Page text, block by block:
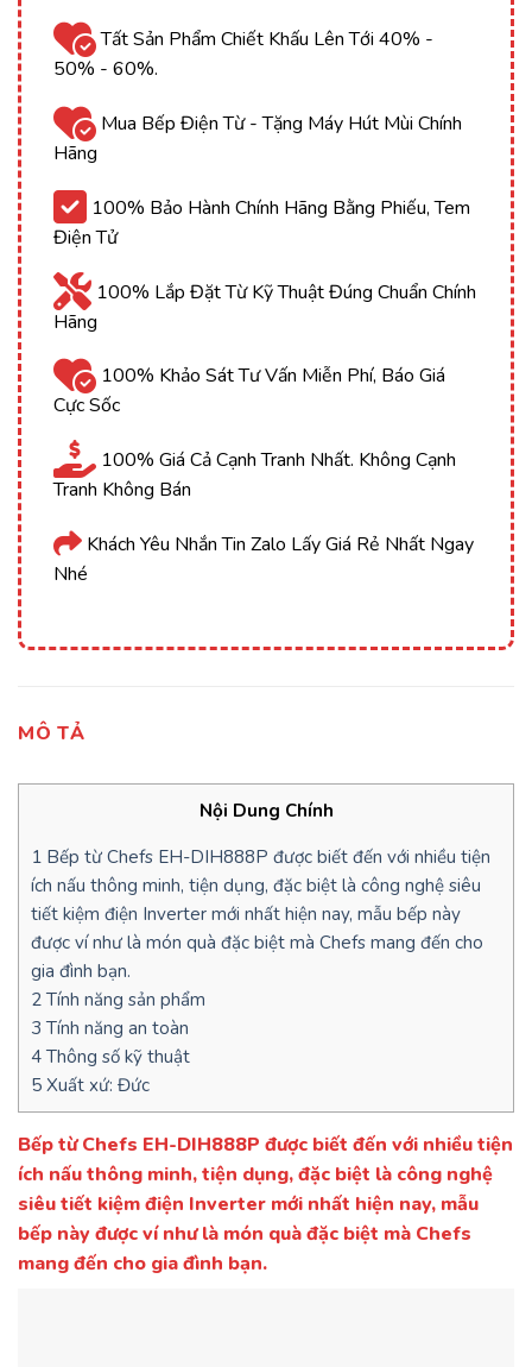
Tất Sản Phẩm Chiết Khấu Lên Tới 40% -
50% - 60%.
Mua Bếp Điện Từ - Tặng Máy Hút Mùi Chính
Hãng
100% Bảo Hành Chính Hãng Bằng Phiếu, Tem
Điện Tử
100% Lắp Đặt Từ Kỹ Thuật Đúng Chuẩn Chính
Hãng
100% Khảo Sát Tư Vấn Miễn Phí, Báo Giá
Cực Sốc
100% Giá Cả Cạnh Tranh Nhất. Không Cạnh
Tranh Không Bán
Khách Yêu Nhắn Tin Zalo Lấy Giá Rẻ Nhất Ngay
Nhé
MÔ TẢ
Nội Dung Chính
1 Bếp từ Chefs EH-DIH888P được biết đến với nhiều tiện
ích nấu thông minh, tiện dụng, đặc biệt là công nghệ siêu
tiết kiệm điện Inverter mới nhất hiện nay, mẫu bếp này
được ví như là món quà đặc biệt mà Chefs mang đến cho
gia đình bạn.
2 Tính năng sản phẩm
3 Tính năng an toàn
4 Thông số kỹ thuật
5 Xuất xứ: Đức
Bếp từ Chefs EH-DIH888P được biết đến với nhiều tiện
ích nấu thông minh, tiện dụng, đặc biệt là công nghệ
siêu tiết kiệm điện Inverter mới nhất hiện nay, mẫu
bếp này được ví như là món quà đặc biệt mà Chefs
mang đến cho gia đình bạn.